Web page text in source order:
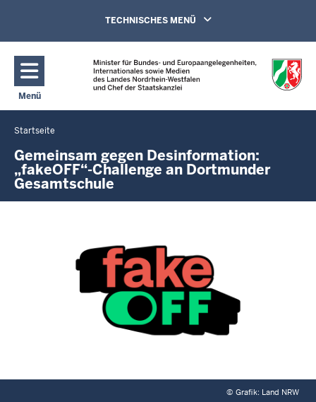
Direkt zum Inhalt
Navigation aktivieren/deaktivieren:
TECHNISCHES MENÜ
Menü
Navigation aktivieren/deaktivieren: Hauptmenü
Sie
befinden
sich
hier
Startseite
Gemeinsam gegen Desinformation:
„fakeOFF“-Challenge an Dortmunder
Gesamtschule
© Grafik: Land NRW